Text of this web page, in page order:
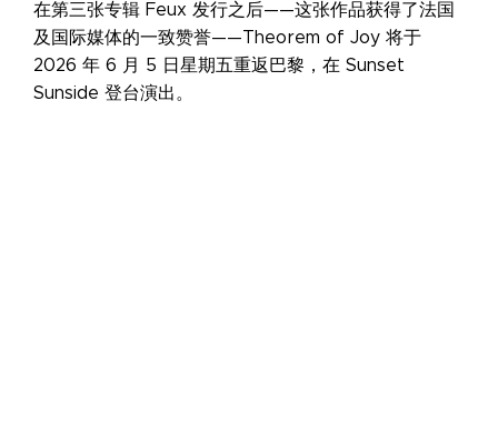
在第三张专辑 Feux 发行之后——这张作品获得了法国
及国际媒体的一致赞誉——Theorem of Joy 将于
2026 年 6 月 5 日星期五重返巴黎，在 Sunset
Sunside 登台演出。